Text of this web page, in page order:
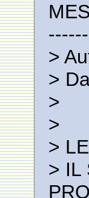
>
>
>
>
>
> IL